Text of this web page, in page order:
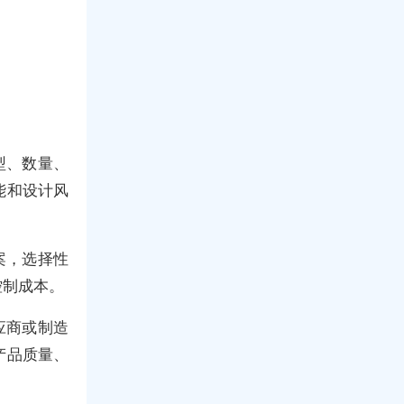
数量、
和设计风
，选择性
成本。
商或制造
质量、